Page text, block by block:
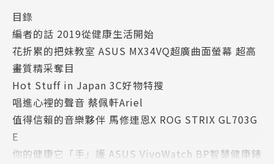
錶
電競生活帶著走 ROG Zephyrus S X TUF Gaming FX
505 X ROG Strix Hero II
設計師話設計 ROG Phone電競手機
WirForce 2018電競嘉年華 ROG天生無懼派對熱血登
場
我的遊戲大本營 YouTube Gaming
你好！這是我的分身 Q版人物輕鬆作
新品櫥窗
目錄
編者的話 2019從健康生活開始
花折累的把妹教室 ASUS MX34VQ超廣曲面螢幕 超高
畫質精采奪目
Hot Stuff in Japan 3C好物特搜
唱進心裡的聲音 蔡佩軒Ariel
值得信賴的音樂夥伴 馬修連恩X ROG STRIX GL703G
E
你的健康它「手」護 ASUS VivoWatch BP智慧健康錶